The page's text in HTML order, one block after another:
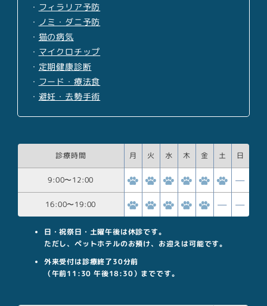
・ フィラリア予防
・ ノミ・ダニ予防
・ 猫の病気
・ マイクロチップ
・ 定期健康診断
・ フード・療法食
・ 避妊・去勢手術
診療時間 月 火 水 木 金 土 日
9:00〜12:00
16:00〜19:00
日・祝祭日・土曜午後は休診です。
ただし、ペットホテルのお預け、お迎えは可能です。
外来受付は診療終了30分前
（午前11:30 午後18:30）までです。